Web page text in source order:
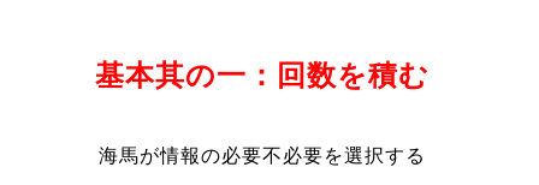
基本其の一：回数を積む
海馬が情報の必要不必要を選択する